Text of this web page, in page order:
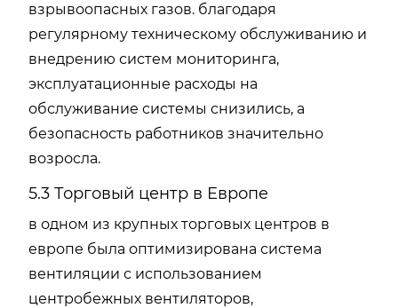
взрывоопасных газов. благодаря
регулярному техническому обслуживанию и
внедрению систем мониторинга,
эксплуатационные расходы на
обслуживание системы снизились, а
безопасность работников значительно
возросла.
5.3 Торговый центр в Европе
в одном из крупных торговых центров в
европе была оптимизирована система
вентиляции с использованием
центробежных вентиляторов,